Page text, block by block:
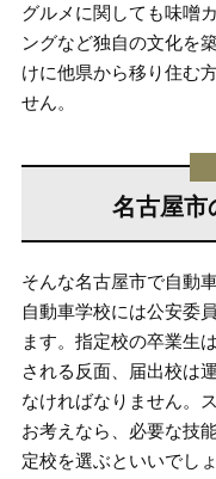
グルメに関しても味噌
ングなど独自の文化を
けに他県から移り住む
せん。
名古屋市
そんな名古屋市で自動
自動車学校には公安委
ます。指定校の卒業生
される反面、届出校は
なければなりません。
お考えなら、必要な技
定校を選ぶといいでし